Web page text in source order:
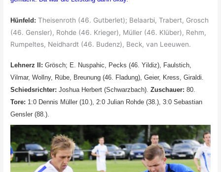
Hünfeld: Theisenroth (46. Gutberlet); Belaarbi, Trabert, Grosch
(46. Gensler), Rohde (46. Krieger), Müller (46. Klüber), Rehm,
Rumpeltes, Neidhardt (46. Budenz), Beck, van Leeuwen.
Lehnerz II: Grösch; E. Nuspahic, Pecks (46. Yildiz), Faulstich,
Vilmar, Wollny, Rübe, Breunung (46. Fladung), Geier, Kress, Giraldi.
Schiedsrichter: Joshua Herbert (Schwarzbach).Zuschauer: 80.
Tore: 1:0 Dennis Müller (10.), 2:0 Julian Rohde (38.), 3:0 Sebastian
Gensler (88.).